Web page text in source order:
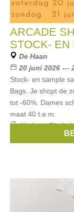
ARCADE
STOCK- EN
De Haan
20 juni 2026 ---
Stock- en sample
Bags. Je shopt de
tot -60%. Dames
maat 40 t.e.m.
Merken:Floris